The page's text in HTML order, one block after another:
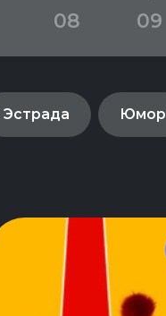
08 09
Эстрада Юмор